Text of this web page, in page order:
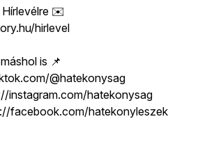
✉️
hirlevel
is 📌
@hatekonysag
instagram.com/hatekonysag
facebook.com/hatekonyleszek